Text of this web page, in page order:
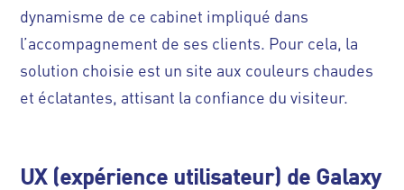
dynamisme de ce cabinet impliqué dans
l’accompagnement de ses clients. Pour cela, la
solution choisie est un site aux couleurs chaudes
et éclatantes, attisant la confiance du visiteur.
UX (expérience utilisateur) de Galaxy